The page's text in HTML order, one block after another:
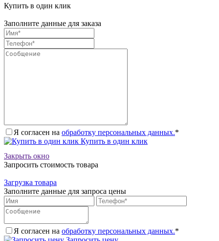
Купить в один клик
Заполните данные для заказа
Я согласен на обработку персональных данных.*
Купить в один клик
Закрыть окно
Запросить стоимость товара
Загрузка товара
Заполните данные для запроса цены
Я согласен на обработку персональных данных.*